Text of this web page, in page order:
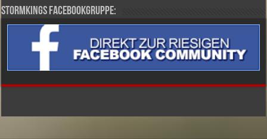
Stormkings Facebookgruppe: